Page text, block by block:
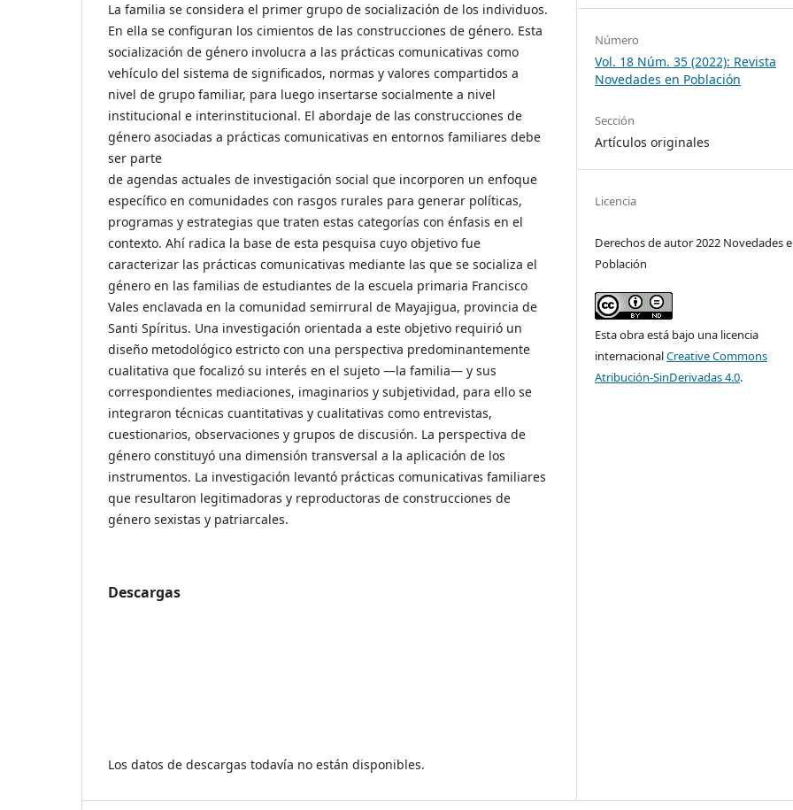
La familia se considera el primer grupo de socialización de los individuos.
En ella se configuran los cimientos de las construcciones de género. Esta
socialización de género involucra a las prácticas comunicativas como
vehículo del sistema de significados, normas y valores compartidos a
nivel de grupo familiar, para luego insertarse socialmente a nivel
institucional e interinstitucional. El abordaje de las construcciones de
género asociadas a prácticas comunicativas en entornos familiares debe
ser parte
de agendas actuales de investigación social que incorporen un enfoque
específico en comunidades con rasgos rurales para generar políticas,
programas y estrategias que traten estas categorías con énfasis en el
contexto. Ahí radica la base de esta pesquisa cuyo objetivo fue
caracterizar las prácticas comunicativas mediante las que se socializa el
género en las familias de estudiantes de la escuela primaria Francisco
Vales enclavada en la comunidad semirrural de Mayajigua, provincia de
Santi Spíritus. Una investigación orientada a este objetivo requirió un
diseño metodológico estricto con una perspectiva predominantemente
cualitativa que focalizó su interés en el sujeto ―la familia― y sus
correspondientes mediaciones, imaginarios y subjetividad, para ello se
integraron técnicas cuantitativas y cualitativas como entrevistas,
cuestionarios, observaciones y grupos de discusión. La perspectiva de
género constituyó una dimensión transversal a la aplicación de los
instrumentos. La investigación levantó prácticas comunicativas familiares
que resultaron legitimadoras y reproductoras de construcciones de
género sexistas y patriarcales.
Descargas
Los datos de descargas todavía no están disponibles.
Número
Vol. 18 Núm. 35 (2022): Revista
Novedades en Población
Sección
Artículos originales
Licencia
Derechos de autor 2022 Novedades
Población
Esta obra está bajo una licencia
internacionalCreative Commons
Atribución-SinDerivadas 4.0.